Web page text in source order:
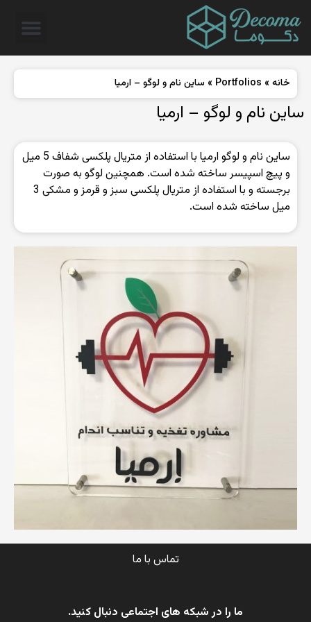
خانه »
Portfolios
» ساین نام و لوگو – ارمیا
ساین نام و لوگو – ارمیا
ساین نام و لوگو ارمیا با استفاده از متریال پلکسی شفاف 5 میل
و پیچ اسپیسر ساخته شده است. همچنین لوگو به صورت
برجسته و با استفاده از متریال پلکسی سبز و قرمز و مشکی 3
میل ساخته شده است.
تماس با ما
ما را در شبکه های اجتماعی دنبال کنید.